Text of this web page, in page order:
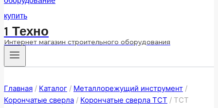
1 Техно
Интернет магазин строительного оборудования
Главная / Каталог / Металлорежущий инструмент /
Корончатые сверла / Корончатые сверла ТСТ / ТСТ